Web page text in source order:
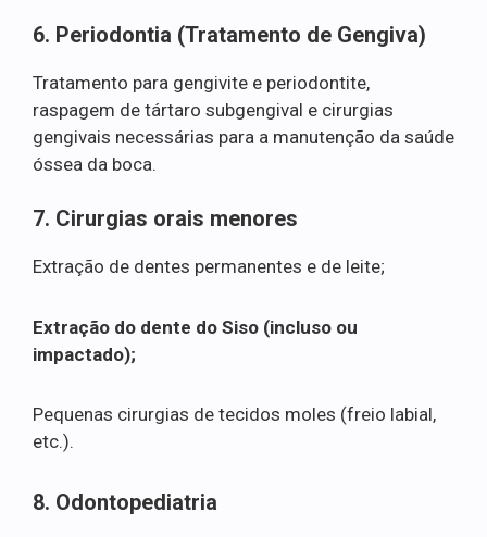
6. Periodontia (Tratamento de Gengiva)
Tratamento para gengivite e periodontite,
raspagem de tártaro subgengival e cirurgias
gengivais necessárias para a manutenção da saúde
óssea da boca.
7. Cirurgias orais menores
Extração de dentes permanentes e de leite;
Extração do dente do Siso (incluso ou
impactado);
Pequenas cirurgias de tecidos moles (freio labial,
etc.).
8. Odontopediatria